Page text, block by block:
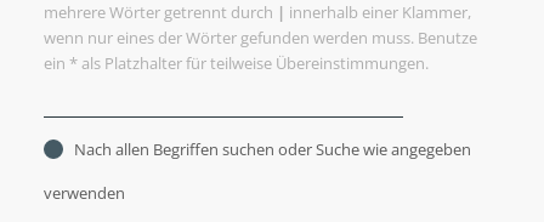
mehrere Wörter getrennt durch | innerhalb einer Klammer,
wenn nur eines der Wörter gefunden werden muss. Benutze
ein * als Platzhalter für teilweise Übereinstimmungen.
Nach allen Begriffen suchen oder Suche wie angegeben
verwenden